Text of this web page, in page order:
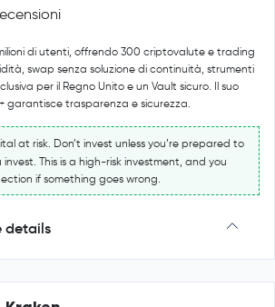
di utenti, offrendo 300 criptovalute e trading
swap senza soluzione di continuità, strumenti
per il Regno Unito e un Vault sicuro. Il suo
garantisce trasparenza e sicurezza.
at risk. Don’t invest unless you’re prepared to
This is a high-risk investment, and you
if something goes wrong.
details